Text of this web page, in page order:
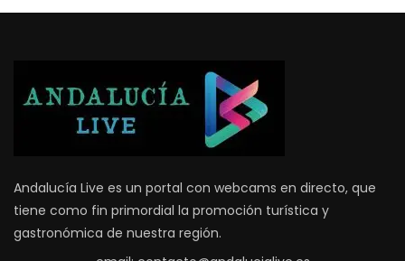
Andalucía Live es un portal con webcams en directo, que
tiene como fin primordial la promoción turística y
gastronómica de nuestra región.